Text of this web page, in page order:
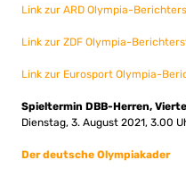
Link zur ARD Olympia-
Link zur ZDF Olympia-
Link zur Eurosport Olympia-
Spieltermin DBB-Herren,
Dienstag, 3. August 2021, 3.00
Der deutsche Olympiakader